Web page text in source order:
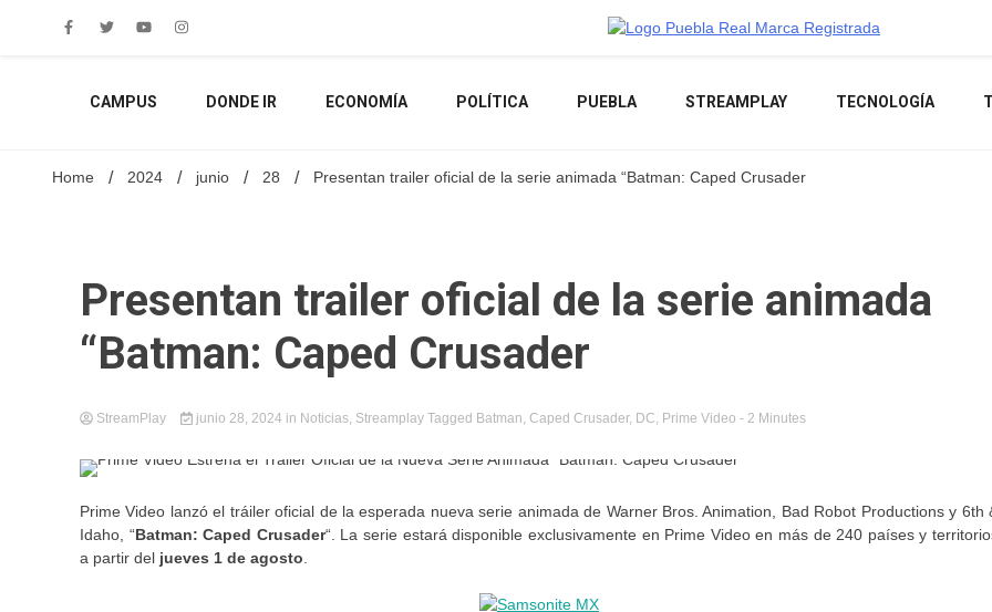
CAMPUS DONDE IR ECONOMÍA POLÍTICA PUEBLA STREAMPLAY TECNOLOGÍA
Home 2024 junio 28 Presentan trailer oficial de la serie animada “Batman: Caped Crusader
Presentan trailer oficial de la serie animada
“Batman: Caped Crusader
StreamPlay junio 28, 2024 in Noticias, Streamplay Tagged Batman, Caped Crusader, DC, Prime Video - 2 Minutes
Prime Video lanzó el tráiler oficial de la esperada nueva serie animada de Warner Bros. Animation, Bad Robot Productions y 6th
Idaho, “Batman: Caped Crusader“. La serie estará disponible exclusivamente en Prime Video en más de 240 países y
a partir del jueves 1 de agosto